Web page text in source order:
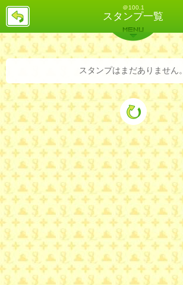
＠100.1
スタンプ一覧
戻
バックナンバー 詳細検索 ランキング
MENU
スタンプはまだありません。